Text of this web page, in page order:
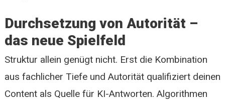
Durchsetzung von Autorität –
das neue Spielfeld
Struktur allein genügt nicht. Erst die Kombination
aus fachlicher Tiefe und Autorität qualifiziert deinen
Content als Quelle für KI-Antworten. Algorithmen